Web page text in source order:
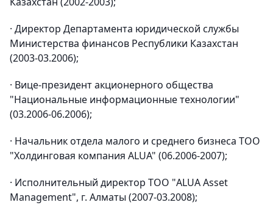
· Директор Департамента юридической службы
Министерства финансов Республики Казахстан
(2003-03.2006);
· Вице-президент акционерного общества
"Национальные информационные технологии"
(03.2006-06.2006);
· Начальник отдела малого и среднего бизнеса ТОО
"Холдинговая компания ALUA" (06.2006-2007);
· Исполнительный директор ТОО "ALUA Asset
Management", г. Алматы (2007-03.2008);